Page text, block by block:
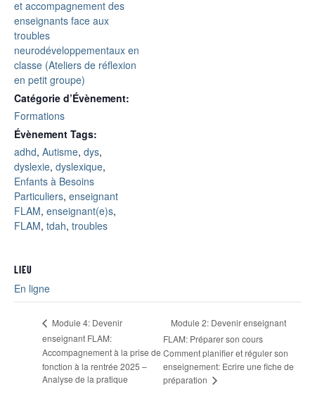
et accompagnement des
enseignants face aux
troubles
neurodéveloppementaux en
classe (Ateliers de réflexion
en petit groupe)
Catégorie d’Évènement:
Formations
Évènement Tags:
adhd, Autisme, dys,
dyslexie, dyslexique,
Enfants à Besoins
Particuliers, enseignant
FLAM, enseignant(e)s,
FLAM, tdah, troubles
LIEU
En ligne
Module 4: Devenir
enseignant FLAM:
Accompagnement à la prise de
fonction à la rentrée 2025 –
Analyse de la pratique
Module 2: Devenir enseignant
FLAM: Préparer son cours
Comment planifier et réguler son
enseignement: Ecrire une fiche de
préparation